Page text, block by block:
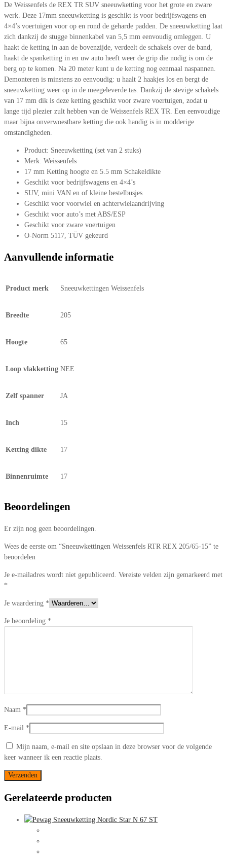
De Weissenfels de REX TR SUV sneeuwketting voor het grote en zware
werk. Deze 17mm sneeuwketting is geschikt is voor bedrijfswagens en
4×4’s voertuigen voor op en rond de geharde padden. De sneeuwketting laat
zich dankzij de stugge binnenkabel van 5,5 mm eenvoudig omleggen. U
haakt de ketting in aan de bovenzijde, verdeelt de schakels over de band,
haakt de spanketting in en uw auto heeft weer de grip die nodig is om de
berg op te komen. Na 20 meter kunt u de ketting nog eenmaal naspannen.
Demonteren is minstens zo eenvoudig: u haalt 2 haakjes los en bergt de
sneeuwketting weer op in de meegeleverde tas. Dankzij de stevige schakels
van 17 mm dik is deze ketting geschikt voor zware voertuigen, zodat u
lange tijd plezier zult hebben van de Weissenfels REX TR. Een eenvoudige
maar bijna onverwoestbare ketting die ook handig is in modderige
omstandigheden.
Product: Sneeuwketting (set van 2 stuks)
Merk: Weissenfels
17 mm Ketting hoogte en 5.5 mm Schakeldikte
Geschikt voor bedrijfswagens en 4×4’s
SUV, mini VAN en of kleine bestelbusjes
Geschikt voor voorwiel en achterwielaandrijving
Geschikt voor auto’s met ABS/ESP
Geschikt voor zware voertuigen
O-Norm 5117, TÜV gekeurd
Aanvullende informatie
Product merk Sneeuwkettingen Weissenfels
Breedte 205
Hoogte 65
Loop vlakketting NEE
Zelf spanner JA
Inch 15
Ketting dikte 17
Binnenruimte 17
Beoordelingen
Er zijn nog geen beoordelingen.
Wees de eerste om “Sneeuwkettingen Weissenfels RTR REX 205/65-15” te
beoordelen
Je e-mailadres wordt niet gepubliceerd. Vereiste velden zijn gemarkeerd met
*
Je waardering *
Je beoordeling *
Naam *
E-mail *
Mijn naam, e-mail en site opslaan in deze browser voor de volgende
keer wanneer ik een reactie plaats.
Gerelateerde producten